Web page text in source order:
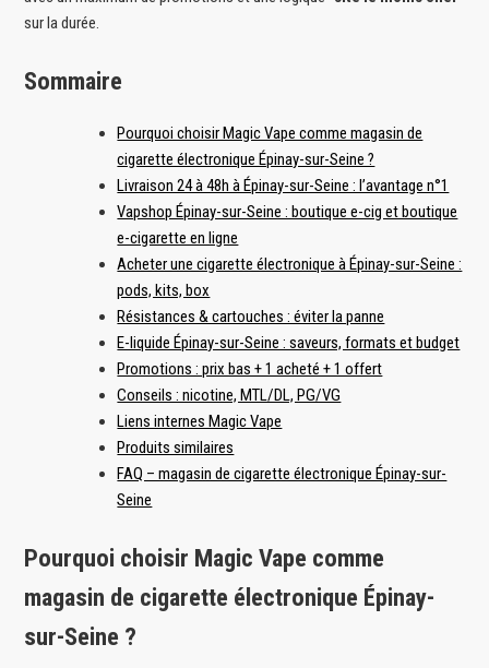
sur la durée.
Sommaire
Pourquoi choisir Magic Vape comme magasin de
cigarette électronique Épinay-sur-Seine ?
Livraison 24 à 48h à Épinay-sur-Seine : l’avantage n°1
Vapshop Épinay-sur-Seine : boutique e-cig et boutique
e-cigarette en ligne
Acheter une cigarette électronique à Épinay-sur-Seine :
pods, kits, box
Résistances & cartouches : éviter la panne
E-liquide Épinay-sur-Seine : saveurs, formats et budget
Promotions : prix bas + 1 acheté + 1 offert
Conseils : nicotine, MTL/DL, PG/VG
Liens internes Magic Vape
Produits similaires
FAQ – magasin de cigarette électronique Épinay-sur-
Seine
Pourquoi choisir Magic Vape comme
magasin de cigarette électronique Épinay-
sur-Seine ?